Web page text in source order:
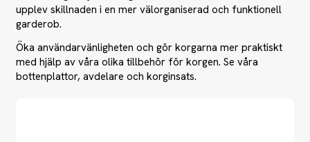
upplev skillnaden i en mer välorganiserad och funktionell
garderob.
Öka användarvänligheten och gör korgarna mer praktiskt
med hjälp av våra olika tillbehör för korgen. Se våra
bottenplattor, avdelare och korginsats.